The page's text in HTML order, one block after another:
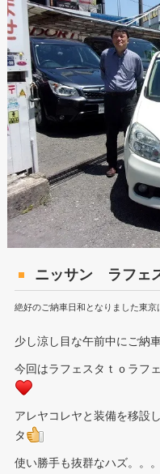
ニッサン ラフェ
絶好のご納車日和となりました東京
少し涼し目な午前中にご納
今回はラフェスタｔｏラフ
アレヤコレヤと装備を移設
タ
使い勝手も抜群なハズ。。